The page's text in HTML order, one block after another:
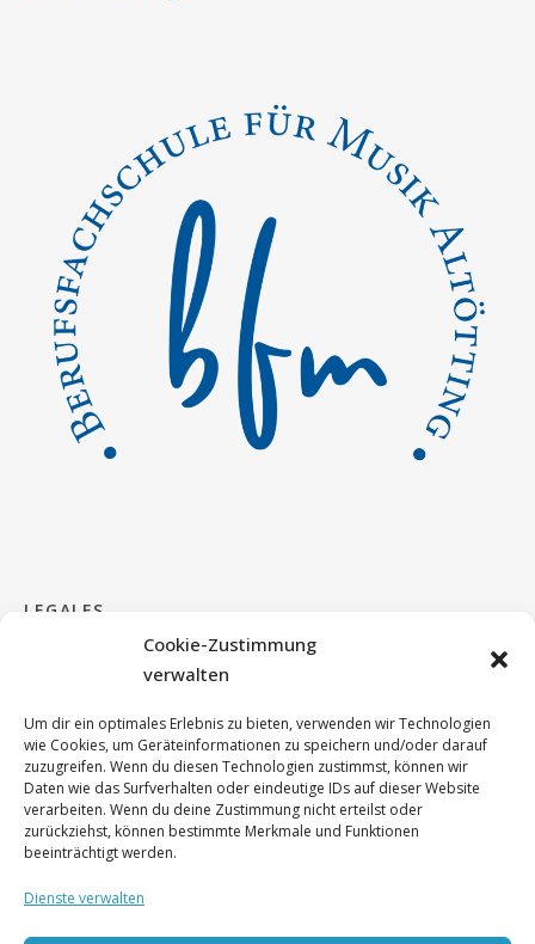
Cookie-Zustimmung
verwalten
Um dir ein optimales Erlebnis zu bieten, verwenden wir Technologien
wie Cookies, um Geräteinformationen zu speichern und/oder darauf
zuzugreifen. Wenn du diesen Technologien zustimmst, können wir
Daten wie das Surfverhalten oder eindeutige IDs auf dieser Website
verarbeiten. Wenn du deine Zustimmung nicht erteilst oder
zurückziehst, können bestimmte Merkmale und Funktionen
beeinträchtigt werden.
Dienste verwalten
LEGALES
Impressum & Kontakt
Cookie Richtlinie
DSGVO